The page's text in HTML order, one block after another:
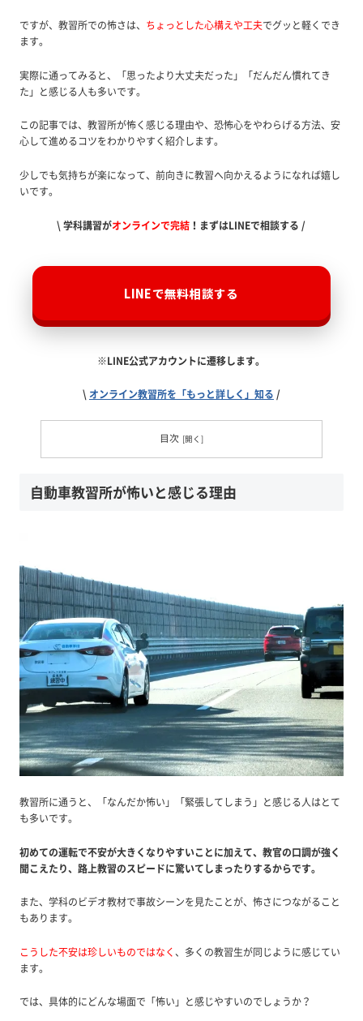
ですが、教習所での怖さは、 ちょっとした心構えや工夫でグッと軽くでき
ます。
実際に通ってみると、「思ったより大丈夫だった」「だんだん慣れてき
た」と感じる人も多いです。
この記事では、教習所が怖く感じる理由や、恐怖心をやわらげる方法、安
心して進めるコツをわかりやすく紹介します。
少しでも気持ちが楽になって、前向きに教習へ向かえるようになれば嬉し
いです。
\ 学科講習がオンラインで完結 ！まずはLINEで相談する /
LINEで無料相談する
※LINE公式アカウントに遷移します。
\ オンライン教習所を「もっと詳しく」知る /
目次
自動車教習所が怖いと感じる理由
教習所に通うと、「なんだか怖い」「緊張してしまう」と感じる人はとて
も多いです。
初めての運転で不安が大きくなりやすいことに加えて、教官の口調が強く
聞こえたり、路上教習のスピードに驚いてしまったりするからです。
また、学科のビデオ教材で事故シーンを見たことが、怖さにつながること
もあります。
こうした不安は珍しいものではなく、多くの教習生が同じように感じてい
ます。
では、具体的にどんな場面で「怖い」と感じやすいのでしょうか？